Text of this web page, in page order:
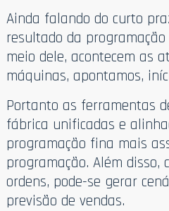
Ainda falando do curto
resultado da
meio dele, acontecem as
máquinas, apontamos,
Portanto as ferramentas
fábrica unificadas e
programação fina mais
programação. Além disso,
ordens, pode-se gerar
previsão de vendas.